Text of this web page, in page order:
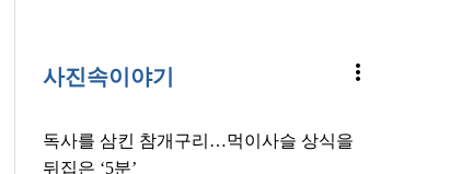
사진속이야기 more_vert
독사를 삼킨 참개구리…먹이사슬 상식을
뒤집은 ‘5분’